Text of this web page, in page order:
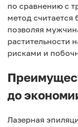
по сравнению с
метод
позволяя
растительности
рисками и
до
Лазерная